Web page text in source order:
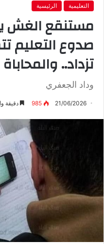
التعليمية الرئيسية
مستنقع الغش
صدوع التعليم
تزداد..
وداد الجعفري
21/06/2026
985 دقيقة